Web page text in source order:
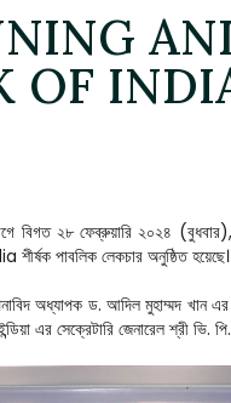
INDIA
বিগত ২৮ ফেব্রুয়ারি ২০২৪
লেকচার অনুষ্ঠিত হয়েছে।
অধ্যাপক ড. আদিল মুহাম্মদ খান
এর সেক্রেটারি জেনারেল শ্রী ভি.